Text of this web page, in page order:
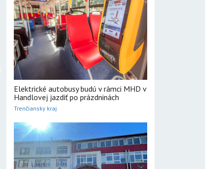
Elektrické autobusy budú v rámci MHD v
Handlovej jazdiť po prázdninách
Trenčiansky kraj